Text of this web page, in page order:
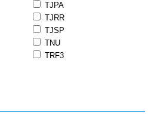
TJPA
TJRR
TJSP
TNU
TRF3